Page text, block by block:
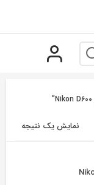
نمایش یک نتیجه